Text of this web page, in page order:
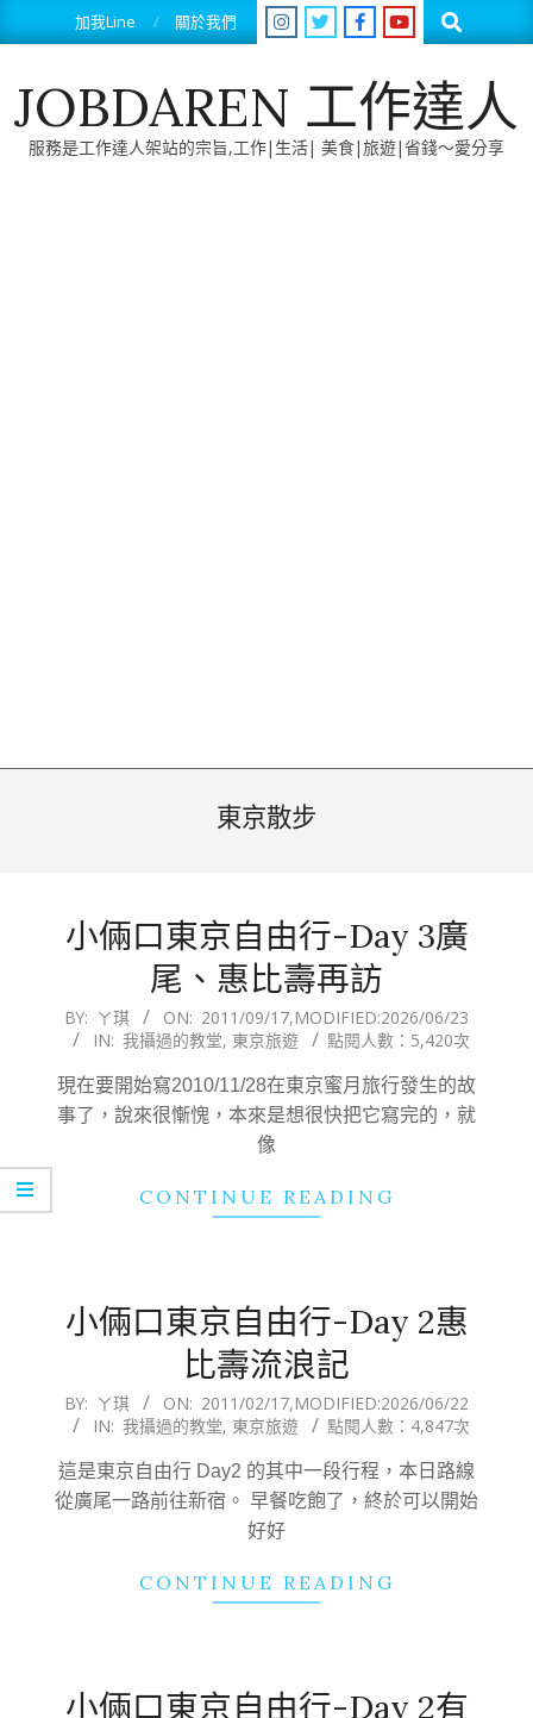
to
加我Line 關於我們 Search
JOBDAREN 工作達人
服務是工作達人架站的宗旨,工作|生活| 美食|旅遊|省錢～愛分享
東京散步
小倆口東京自由行-Day 3廣
尾、惠比壽再訪
2011-
09-
17
BY: ㄚ琪 ON: 2011/09/17,MODIFIED:2026/06/23
IN: 我攝過的教堂, 東京旅遊 點閱人數：5,420次
現在要開始寫2010/11/28在東京蜜月旅行發生的故
事了，說來很慚愧，本來是想很快把它寫完的，就
像
CONTINUE READING
小倆口東京自由行-Day 2惠
比壽流浪記
2011-
02-
17
BY: ㄚ琪 ON: 2011/02/17,MODIFIED:2026/06/22
IN: 我攝過的教堂, 東京旅遊 點閱人數：4,847次
這是東京自由行 Day2 的其中一段行程，本日路線
從廣尾一路前往新宿。 早餐吃飽了，終於可以開始
好好
CONTINUE READING
小倆口東京自由行-Day 2有